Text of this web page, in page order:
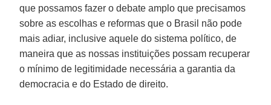
que possamos fazer o debate amplo que precisamos
sobre as escolhas e reformas que o Brasil não pode
mais adiar, inclusive aquele do sistema político, de
maneira que as nossas instituições possam recuperar
o mínimo de legitimidade necessária a garantia da
democracia e do Estado de direito.